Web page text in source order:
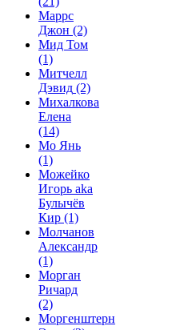
Маррс
Джон (2)
Мид Том
(1)
Митчелл
Дэвид (2)
Михалкова
Елена
(14)
Мо Янь
(1)
Можейко
Игорь aka
Булычёв
Кир (1)
Молчанов
Александр
(1)
Морган
Ричард
(2)
Моргенштерн